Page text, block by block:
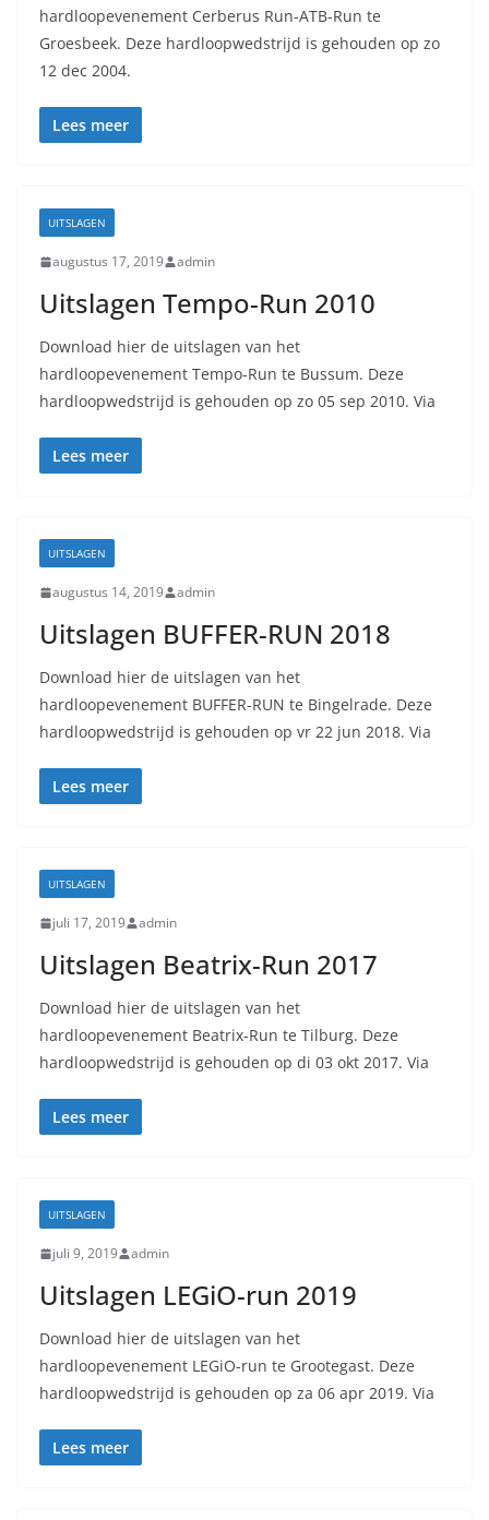
hardloopevenement Cerberus Run-ATB-Run te
Groesbeek. Deze hardloopwedstrijd is gehouden op zo
12 dec 2004.
Lees meer
UITSLAGEN
augustus 17, 2019 admin
Uitslagen Tempo-Run 2010
Download hier de uitslagen van het
hardloopevenement Tempo-Run te Bussum. Deze
hardloopwedstrijd is gehouden op zo 05 sep 2010. Via
Lees meer
UITSLAGEN
augustus 14, 2019 admin
Uitslagen BUFFER-RUN 2018
Download hier de uitslagen van het
hardloopevenement BUFFER-RUN te Bingelrade. Deze
hardloopwedstrijd is gehouden op vr 22 jun 2018. Via
Lees meer
UITSLAGEN
juli 17, 2019 admin
Uitslagen Beatrix-Run 2017
Download hier de uitslagen van het
hardloopevenement Beatrix-Run te Tilburg. Deze
hardloopwedstrijd is gehouden op di 03 okt 2017. Via
Lees meer
UITSLAGEN
juli 9, 2019 admin
Uitslagen LEGiO-run 2019
Download hier de uitslagen van het
hardloopevenement LEGiO-run te Grootegast. Deze
hardloopwedstrijd is gehouden op za 06 apr 2019. Via
Lees meer